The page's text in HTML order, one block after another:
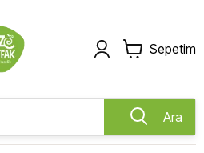
Sepetim
Ara